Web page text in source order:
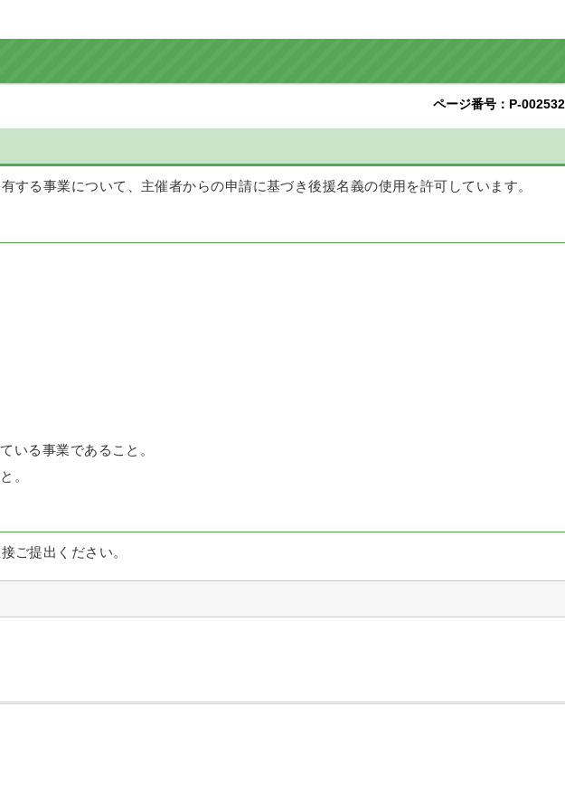
ページ番号：P-002532
る事業について、主催者からの申請に基づき後援名義の使用を許可しています。
いる事業であること。
。
ご提出ください。